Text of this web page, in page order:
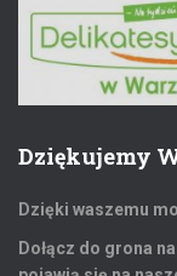
Dziękujemy
Dzięki waszemu
Dołącz do grona